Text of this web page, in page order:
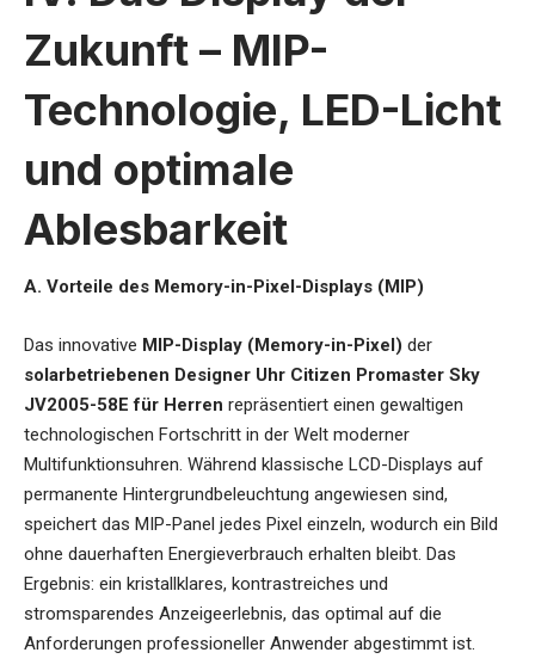
Zukunft – MIP-
Technologie, LED-Licht
und optimale
Ablesbarkeit
A. Vorteile des Memory-in-Pixel-Displays (MIP)
Das innovative MIP-Display (Memory-in-Pixel) der
solarbetriebenen Designer Uhr Citizen Promaster Sky
JV2005-58E für Herren repräsentiert einen gewaltigen
technologischen Fortschritt in der Welt moderner
Multifunktionsuhren. Während klassische LCD-Displays auf
permanente Hintergrundbeleuchtung angewiesen sind,
speichert das MIP-Panel jedes Pixel einzeln, wodurch ein Bild
ohne dauerhaften Energieverbrauch erhalten bleibt. Das
Ergebnis: ein kristallklares, kontrastreiches und
stromsparendes Anzeigeerlebnis, das optimal auf die
Anforderungen professioneller Anwender abgestimmt ist.